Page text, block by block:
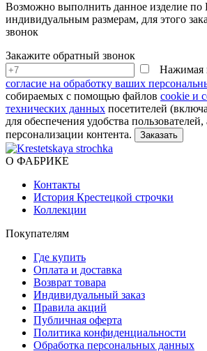
Возможно выполнить данное изделие
индивидуальным размерам, для этого
звонок
Закажите обратный звонок
Нажимая
согласие на обработку ваших
собираемых с помощью файлов cookie и
технических данных посетителей
для обеспечения удобства
персонализации контента.
О ФАБРИКЕ
Контакты
История Крестецкой строчки
Коллекции
Покупателям
Где купить
Оплата и доставка
Возврат товара
Индивидуальный заказ
Правила акций
Публичная оферта
Политика конфиденциальности
Обработка персональных данных